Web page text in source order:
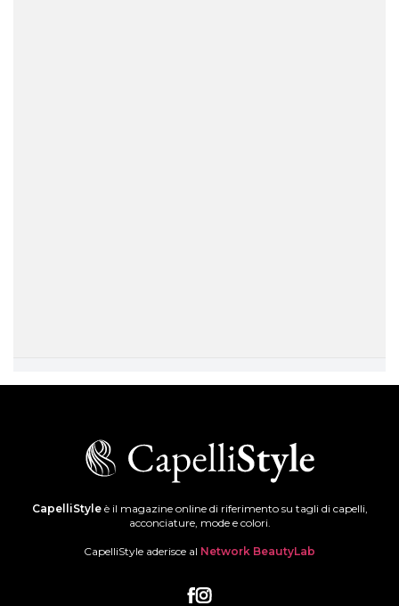
CapelliStyleè il magazine online di riferimento su tagli di capelli,
acconciature, mode e colori.
CapelliStyle aderisce al Network BeautyLab